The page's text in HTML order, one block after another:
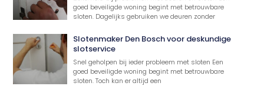
goed beveiligde woning begint met betrouwbare
sloten. Dagelijks gebruiken we deuren zonder
Slotenmaker Den Bosch voor deskundige
slotservice
Snel geholpen bij ieder probleem met sloten Een
goed beveiligde woning begint met betrouwbare
sloten. Toch kan er altijd een